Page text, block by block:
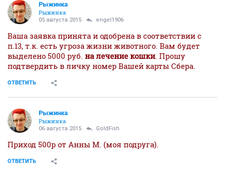
Рыжинка
Рыжинка
05 августа 2015 engel1906
Ваша заявка принята и одобрена в соответствии с
п.13, т.к. есть угроза жизни животного. Вам будет
выделено 5000 руб. на лечение кошки. Прошу
подтвердить в личку номер Вашей карты Сбера.
ОТВЕТИТЬ
Рыжинка
Рыжинка
06 августа 2015 GoldFish
Приход 500р от Анны М. (моя подруга).
ОТВЕТИТЬ